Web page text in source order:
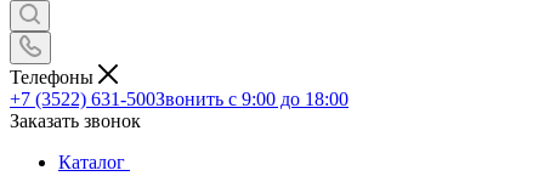
Телефоны
+7 (3522) 631-500Звонить с 9:00 до 18:00
Заказать звонок
Каталог